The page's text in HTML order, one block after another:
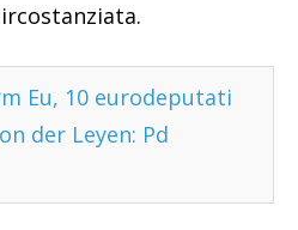
Eu, 10 eurodeputati
der Leyen: Pd